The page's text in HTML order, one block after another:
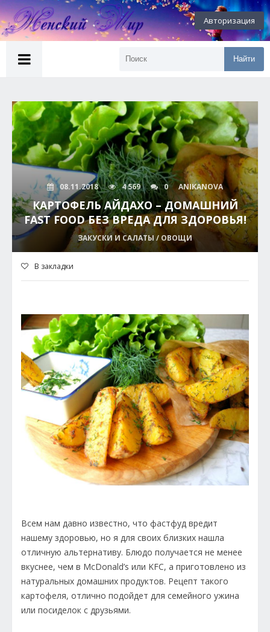
Авторизация
Найти
08.11.2018 4 569 0 ANIKANOVA
КАРТОФЕЛЬ АЙДАХО – ДОМАШНИЙ
FAST FOOD БЕЗ ВРЕДА ДЛЯ ЗДОРОВЬЯ!
ЗАКУСКИ И САЛАТЫ / ОВОЩИ
В закладки
Всем нам давно известно, что фастфуд вредит
нашему здоровью, но я для своих близких нашла
отличную альтернативу. Блюдо получается не менее
вкуснее, чем в McDonald’s или KFC, а приготовлено из
натуральных домашних продуктов. Рецепт такого
картофеля, отлично подойдет для семейного ужина
или посиделок с друзьями.